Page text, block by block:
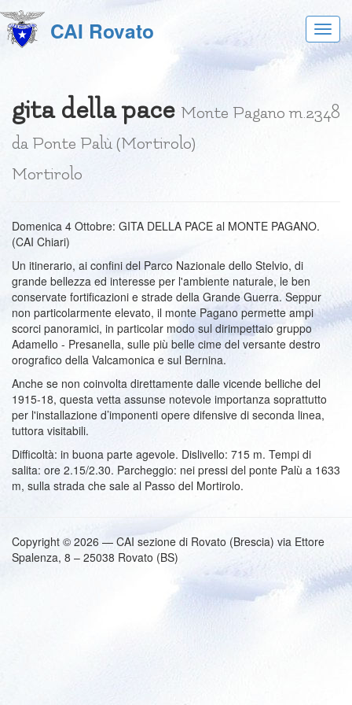
al
menu
CAI Rovato
gita della pace Monte Pagano m.2348
da Ponte Palù (Mortirolo)
Mortirolo
Domenica 4 Ottobre: GITA DELLA PACE al MONTE PAGANO.
(CAI Chiari)
Un itinerario, ai confini del Parco Nazionale dello Stelvio, di
grande bellezza ed interesse per l'ambiente naturale, le ben
conservate fortificazioni e strade della Grande Guerra. Seppur
non particolarmente elevato, il monte Pagano permette ampi
scorci panoramici, in particolar modo sul dirimpettaio gruppo
Adamello - Presanella, sulle più belle cime del versante destro
orografico della Valcamonica e sul Bernina.
Anche se non coinvolta direttamente dalle vicende belliche del
1915‑18, questa vetta assunse notevole importanza soprattutto
per l'installazione d’imponenti opere difensive di seconda linea,
tuttora visitabili.
Difficoltà: in buona parte agevole. Dislivello: 715 m. Tempi di
salita: ore 2.15/2.30. Parcheggio: nei pressi del ponte Palù a 1633
m, sulla strada che sale al Passo del Mortirolo.
Copyright © 2026 — CAI sezione di Rovato (Brescia) via Ettore
Spalenza, 8 – 25038 Rovato (BS)